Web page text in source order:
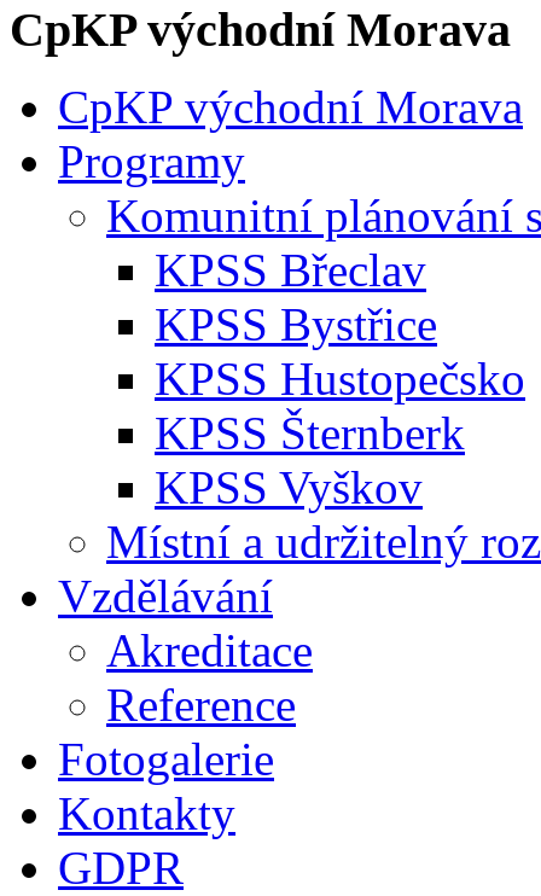
CpKP východní Morava
CpKP východní Morava
Programy
Komunitní plánování
KPSS Břeclav
KPSS Bystřice
KPSS Hustopečsko
KPSS Šternberk
KPSS Vyškov
Místní a udržitelný
Vzdělávání
Akreditace
Reference
Fotogalerie
Kontakty
GDPR